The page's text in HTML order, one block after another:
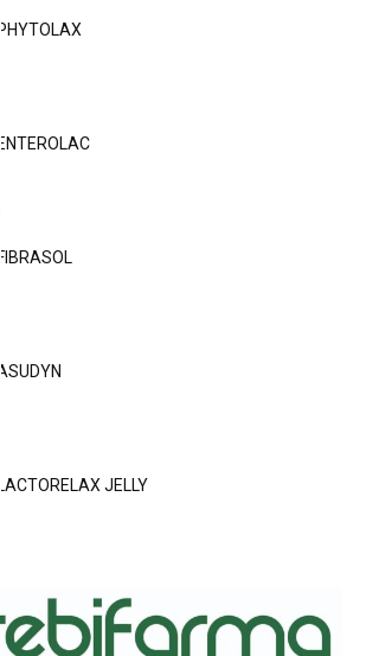
PHYTOLAX
ENTEROLAC
FIBRASOL
ASUDYN
LACTORELAX JELLY